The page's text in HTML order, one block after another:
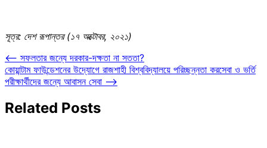
সূত্র: দেশ রূপান্তর (১৭ অক্টোবর, ২০২১)
Post
navigation
⟵ সফলতার জন্যে দরকার-দক্ষতা না সততা?
কোয়ান্টাম ফাউন্ডেশনের উদ্যোগে রাজশাহী বিশ্ববিদ্যালয়ে পরিচ্ছন্নতা করসেবা ও ভর্তি
পরীক্ষার্থীদের জন্যে আবাসন সেবা ⟶
Related Posts